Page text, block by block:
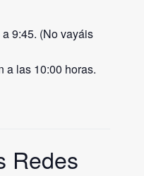
9:45. (No vayáis
a las 10:00 horas.
Redes